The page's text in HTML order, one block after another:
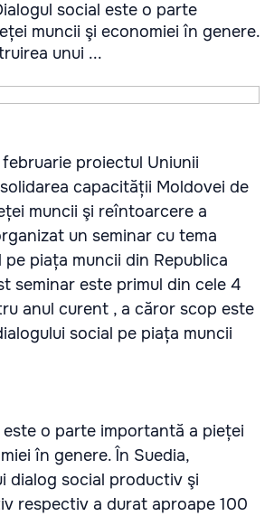
social este o parte
muncii şi economiei în genere.
unui ...
proiectul Uniunii
capacității Moldovei de
muncii şi reîntoarcere a
un seminar cu tema
pe piața muncii din Republica
seminar este primul din cele 4
anul curent , a căror scop este
social pe piața muncii
este o parte importantă a pieței
în genere. În Suedia,
dialog social productiv şi
respectiv a durat aproape 100